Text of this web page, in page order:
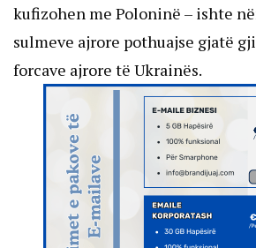
kufizohen me Poloninë – ishte
sulmeve ajrore pothuajse gjatë
forcave ajrore të Ukrainës.